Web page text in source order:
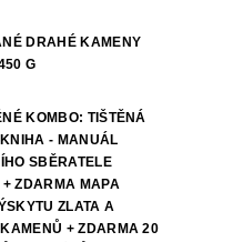
DRAHÉ KAMENY
G
KOMBO: TIŠTĚNÁ
- MANUÁL
SBĚRATELE
+ ZDARMA MAPA
ZLATA A
+ ZDARMA 20